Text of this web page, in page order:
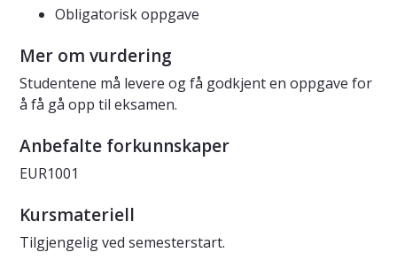
Obligatorisk oppgave
Mer om vurdering
Studentene må levere og få godkjent en oppgave for
å få gå opp til eksamen.
Anbefalte forkunnskaper
EUR1001
Kursmateriell
Tilgjengelig ved semesterstart.